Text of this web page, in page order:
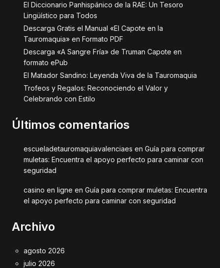
El Diccionario Panhispánico de la RAE: Un Tesoro
Lingüístico para Todos
Descarga Gratis el Manual «El Capote en la
Tauromaquia» en Formato PDF
Descarga «A Sangre Fría» de Truman Capote en
formato ePub
El Matador Sandino: Leyenda Viva de la Tauromaquia
Trofeos y Regalos: Reconociendo el Valor y
Celebrando con Estilo
Últimos comentarios
escueladetauromaquiavalenciaes en Guía para comprar
muletas: Encuentra el apoyo perfecto para caminar con
seguridad
casino en ligne en Guía para comprar muletas: Encuentra
el apoyo perfecto para caminar con seguridad
Archivo
agosto 2026
julio 2026